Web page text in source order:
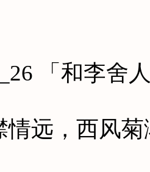
「和李舍人
，西风菊